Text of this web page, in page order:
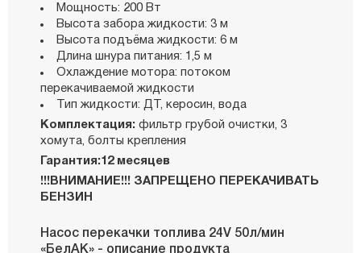
Мощность: 200 Вт
Высота забора жидкости: 3 м
Высота подъёма жидкости: 6 м
Длина шнура питания: 1,5 м
Охлаждение мотора: потоком
перекачиваемой жидкости
Тип жидкости: ДТ, керосин, вода
Комплектация: фильтр грубой очистки, 3
хомута, болты крепления
Гарантия:12 месяцев
!!!ВНИМАНИЕ!!! ЗАПРЕЩЕНО ПЕРЕКАЧИВАТЬ
БЕНЗИН
Насос перекачки топлива 24V 50л/мин
«БелАК» - описание продукта